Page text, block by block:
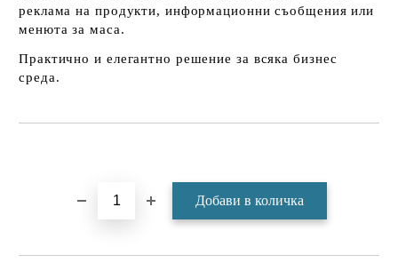
реклама на продукти, информационни съобщения или
менюта за маса.
Практично и елегантно решение за всяка бизнес
среда.